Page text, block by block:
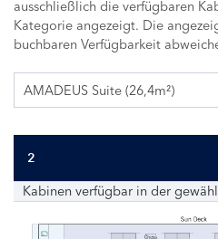
ausschließlich die verfügbaren
Kategorie angezeigt. Die
buchbaren Verfügbarkeit
AMADEUS Suite (26,4m²)
2
Kabinen verfügbar in der